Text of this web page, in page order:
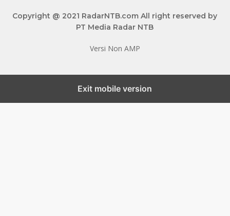
Copyright @ 2021 RadarNTB.com All right reserved by
PT Media Radar NTB
Versi Non AMP
Exit mobile version